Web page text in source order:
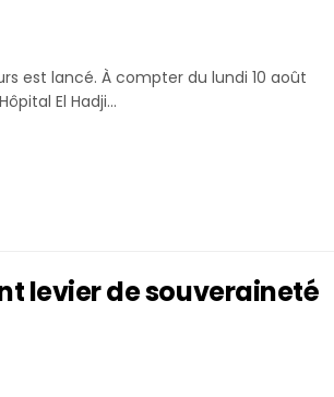
est lancé. À compter du lundi 10 août
El Hadji...
levier de souveraineté